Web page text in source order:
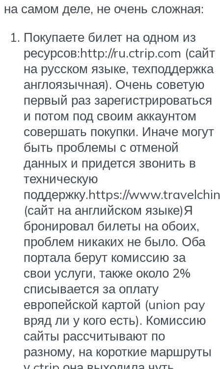
на самом деле, не очень сложная:
Покупаете билет на одном из
ресурсов:http://ru.ctrip.com (сайт
на русском языке, техподдержка
англоязычная). Очень советую
первый раз зарегистрироваться
и потом под своим аккаунтом
совершать покупки. Иначе могут
быть проблемы с отменой
данных и придется звонить в
техническую
поддержку.https://
(сайт на английском языке)Я
бронировал билеты на обоих,
проблем никаких не было. Оба
портала берут комиссию за
свои услуги, также около 2%
списывается за оплату
европейской картой (union pay
вряд ли у кого есть). Комиссию
сайты рассчитывают по
разному, на короткие маршруты